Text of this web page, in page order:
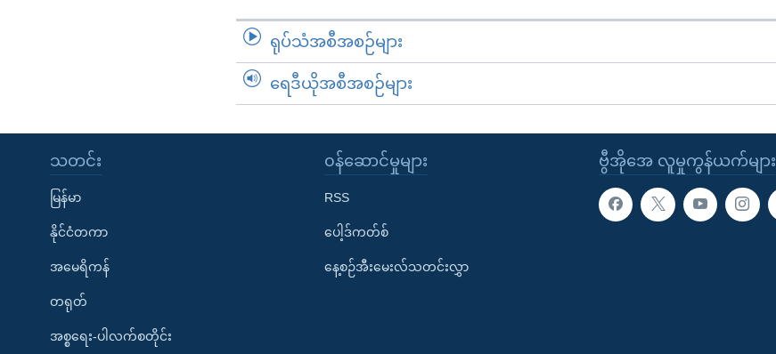
ရုပ်သံအစီအစဉ်များ
ရေဒီယိုအစီအစဉ်များ
ဗွီအိုအေ လူမှုကွန်ယက်များ
သတင်း
မြန်မာ
နိုင်ငံတကာ
အမေရိကန်
တရုတ်
အစ္စရေး-ပါလက်စတိုင်း
၀န်ဆောင်မှုများ
RSS
ပေါ့ဒ်ကတ်စ်
နေ့စဉ်အီးမေးလ်သတင်းလွှာ